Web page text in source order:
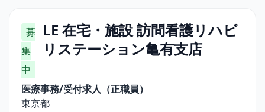
募
集
中
LE 在宅・施設 訪問看護リハビ
リステーション亀有支店
医療事務/受付求人（正職員）
東京都